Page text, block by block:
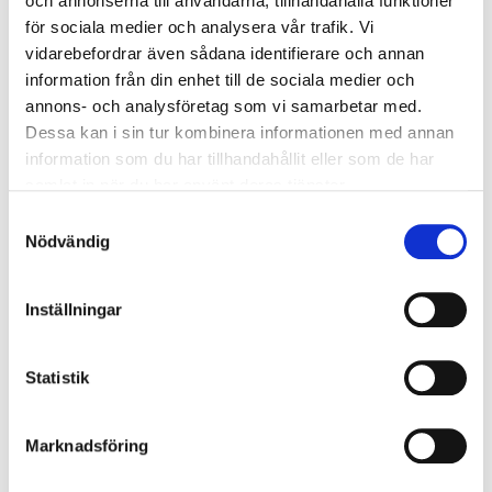
för sociala medier och analysera vår trafik. Vi
vidarebefordrar även sådana identifierare och annan
information från din enhet till de sociala medier och
annons- och analysföretag som vi samarbetar med.
Dessa kan i sin tur kombinera informationen med annan
information som du har tillhandahållit eller som de har
Nödvändig
Inställningar
Statistik
Marknadsföring
Överspänningsskydd DM
kV/kA:
1
Nödljus
Nödljus: Nej
Anslutning
Monteras helt utan verktyg. Vid montering i mjukt